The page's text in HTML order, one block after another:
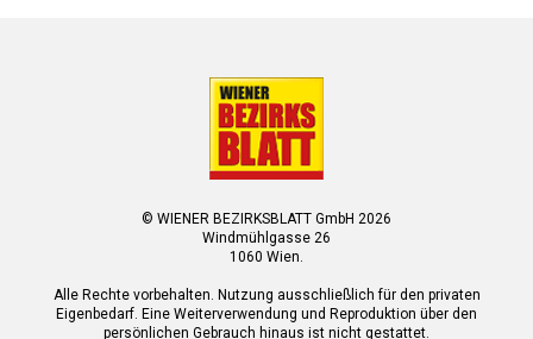
© WIENER BEZIRKSBLATT GmbH 2026
Windmühlgasse 26
1060 Wien.
Alle Rechte vorbehalten. Nutzung ausschließlich für den privaten
Eigenbedarf. Eine Weiterverwendung und Reproduktion über den
persönlichen Gebrauch hinaus ist nicht gestattet.